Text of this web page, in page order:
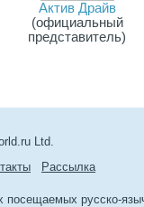
Актив Драйв
(официальный
представитель)
Ltd.
Рассылка
посещаемых русско-